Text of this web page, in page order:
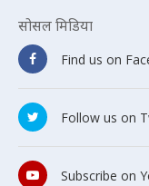
सोसल मिडिया
Find us on
Follow us on
Subscribe on